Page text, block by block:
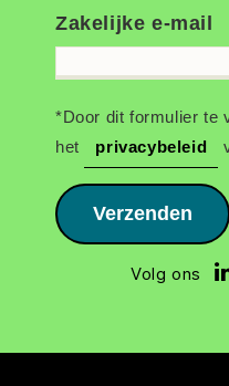
Zakelijke e-mail
*Door dit formulier te
het
privacybeleid
Verzenden
Volg ons